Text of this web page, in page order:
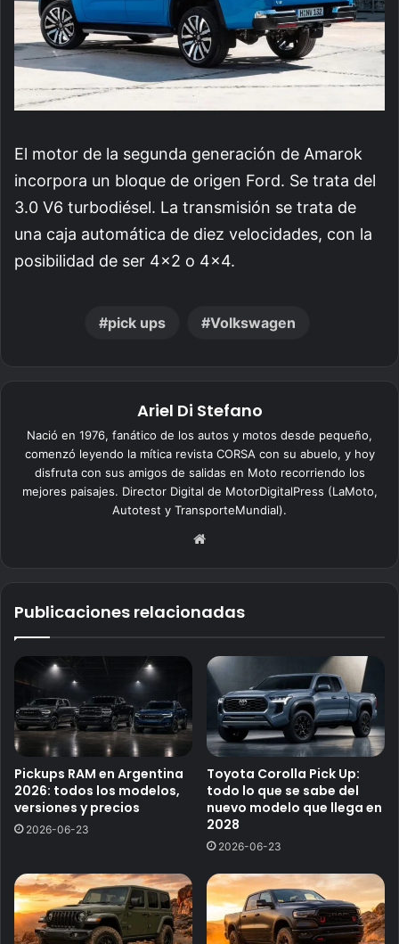
El motor de la segunda generación de Amarok
incorpora un bloque de origen Ford. Se trata del
3.0 V6 turbodiésel. La transmisión se trata de
una caja automática de diez velocidades, con la
posibilidad de ser 4×2 o 4×4.
pick ups Volkswagen
Ariel Di Stefano
Nació en 1976, fanático de los autos y motos desde pequeño,
comenzó leyendo la mítica revista CORSA con su abuelo, y hoy
disfruta con sus amigos de salidas en Moto recorriendo los
mejores paisajes. Director Digital de MotorDigitalPress (LaMoto,
Autotest y TransporteMundial).
b
Publicaciones relacionadas
Pickups RAM en Argentina
2026: todos los modelos,
versiones y precios
2026-06-23
Toyota Corolla Pick Up:
todo lo que se sabe del
nuevo modelo que llega en
2028
2026-06-23